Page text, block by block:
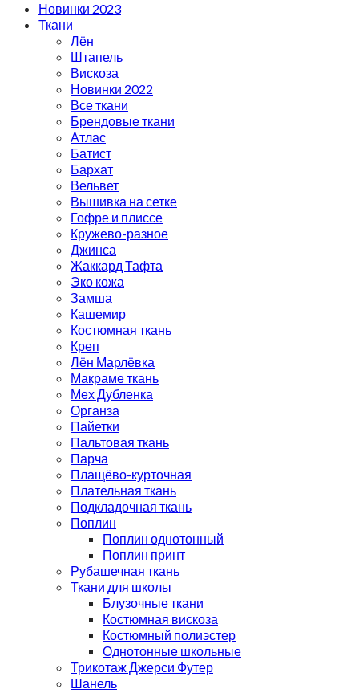
Новинки 2023
Ткани
Лён
Штапель
Вискоза
Новинки 2022
Все ткани
Брендовые ткани
Атлас
Батист
Бархат
Вельвет
Вышивка на сетке
Гофре и плиссе
Кружево-разное
Джинса
Жаккард Тафта
Эко кожа
Замша
Кашемир
Костюмная ткань
Креп
Лён Марлёвка
Макраме ткань
Мех Дубленка
Органза
Пайетки
Пальтовая ткань
Парча
Плащёво-курточная
Плательная ткань
Подкладочная ткань
Поплин
Поплин однотонный
Поплин принт
Рубашечная ткань
Ткани для школы
Блузочные ткани
Костюмная вискоза
Костюмный полиэстер
Однотонные школьные
Трикотаж Джерси Футер
Шанель